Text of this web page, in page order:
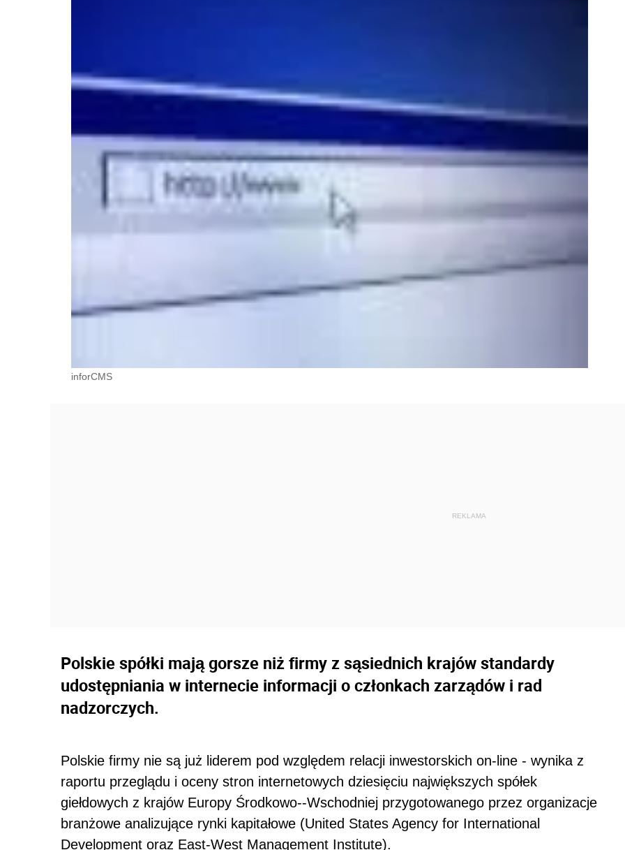
inforCMS
Polskie spółki mają gorsze niż firmy z sąsiednich krajów standardy
udostępniania w internecie informacji o członkach zarządów i rad
nadzorczych.
Polskie firmy nie są już liderem pod względem relacji inwestorskich on-line - wynika z
raportu przeglądu i oceny stron internetowych dziesięciu największych spółek
giełdowych z krajów Europy Środkowo--Wschodniej przygotowanego przez organizacje
branżowe analizujące rynki kapitałowe (United States Agency for International
Development oraz East-West Management Institute).